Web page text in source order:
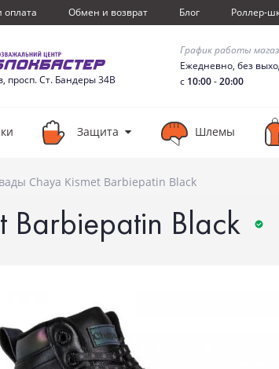
оплата Обмен и возврат Блог Роллер-
просп. Ст. Бандеры 34В
График работы
Ежедневно, без
с 10:00-20:00
Защита Шлемы
Chaya Kismet Barbiepatin Black
Barbiepatin Black